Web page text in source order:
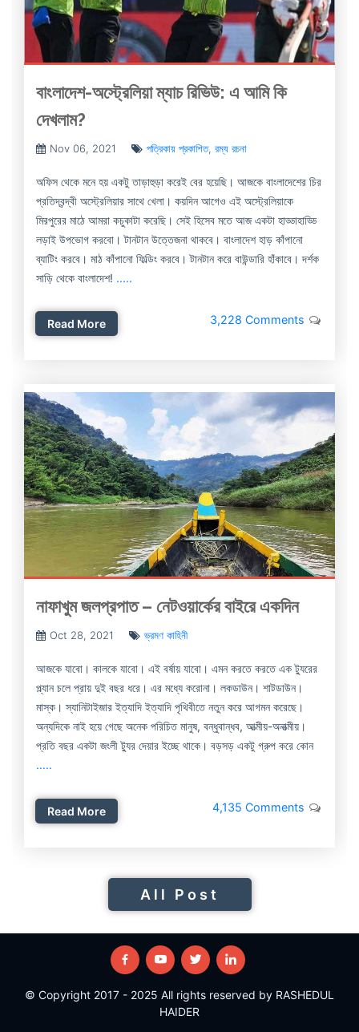
বাংলাদেশ-অস্ট্রেলিয়া ম্যাচ রিভিউ: এ আমি কি
দেখলাম?
Nov 06, 2021 পত্রিকায় প্রকাশিত, রম্য রচনা
অফিস থেকে মনে হয় একটু তাড়াহুড়া করেই বের হয়েছি। আজকে বাংলাদেশের চির
প্রতিদ্বন্দ্বী অস্ট্রেলিয়ার সাথে খেলা। কয়দিন আগেও এই অস্ট্রেলিয়াকে
মিরপুরের মাঠে আমরা কচুকাটা করেছি। সেই হিসেব মতে আজ একটা হাড্ডাহাড্ডি
লড়াই উপভোগ করবো। টানটান উত্তেজনা থাকবে। বাংলাদেশ হাড় কাঁপানো
ব্যাটিং করবে। মাঠ কাঁপানো ফিল্ডিং করবে। টানটান করে বাউন্ডারি হাঁকাবে। দর্শক
সাড়ি থেকে বাংলাদেশ! .....
Read More 3,228 Comments
নাফাখুম জলপ্রপাত – নেটওয়ার্কের বাইরে একদিন
Oct 28, 2021 ভ্রমণ কাহিনী
আজকে যাবো। কালকে যাবো। এই বর্ষায় যাবো। এমন করতে করতে এক ট্যুরের
প্ল্যান চলে প্রায় দুই বছর ধরে। এর মধ্যে করোনা। লকডাউন। শাটডাউন।
মাস্ক। স্যানিটাইজার ইত্যাদি ইত্যাদি পৃথিবীতে নতুন করে আগমন করেছে।
অন্যদিকে নাই হয়ে গেছে অনেক পরিচিত মানুষ, বন্ধুবান্ধব, আত্মীয়-অনাত্মীয়।
প্রতি বছর একটা জংলী ট্যুর দেয়ার ইচ্ছে থাকে। বড়সড় একটু গ্রুপ করে কোন
.....
Read More 4,135 Comments
All Post
© Copyright 2017 - 2025 All rights reserved by RASHEDUL
HAIDER